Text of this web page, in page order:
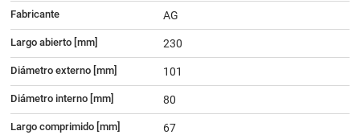
Fabricante AG
Largo abierto [mm] 230
Diámetro externo [mm] 101
Diámetro interno [mm] 80
Largo comprimido [mm]
67